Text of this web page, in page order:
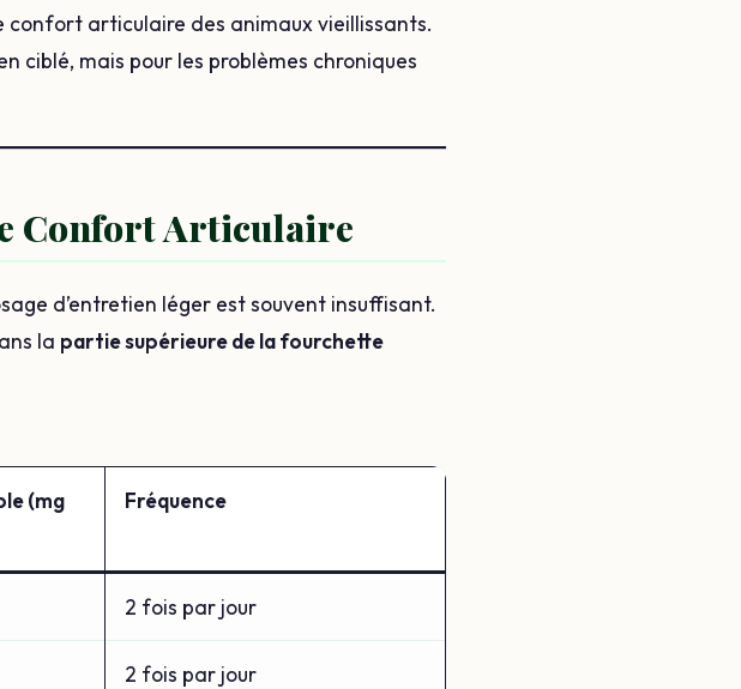
confort articulaire des animaux vieillissants.
ciblé, mais pour les problèmes chroniques
Confort Articulaire
d’entretien léger est souvent insuffisant.
la partie supérieure de la fourchette
(mg
Fréquence
2 fois par jour
2 fois par jour